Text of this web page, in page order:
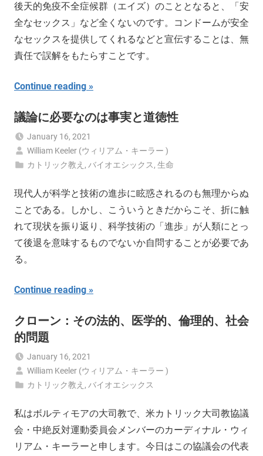
後天的免疫不全症候群（エイズ）のこととなると、「安
全なセックス」など全くないのです。コンドームが安全
なセックスを提供してくれるなどと宣伝することは、無
責任で誤解をもたらすことです。
Continue reading
議論に必要なのは事実と道徳性
January 16, 2021
William Keeler (ウィリアム・キーラー )
カトリック教え , バイオエシックス,生命
現代人が科学と技術の進歩に眩惑されるのも無理からぬ
ことである。しかし、こういうときだからこそ、折に触
れて現状を振り返り、科学技術の「進歩」が人類にとっ
て後退を意味するものでないか自問することが必要であ
る。
Continue reading
クローン：その法的、医学的、倫理的、社会
的問題
January 16, 2021
William Keeler (ウィリアム・キーラー )
カトリック教え , バイオエシックス
私はボルティモアの大司教で、米カトリック大司教協議
会・中絶反対運動委員会メンバーのカーディナル・ウィ
リアム・キーラーと申します。今日はこの協議会の代表